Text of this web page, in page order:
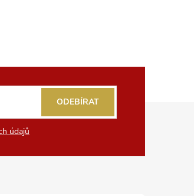
údajů
ODEBÍRAT